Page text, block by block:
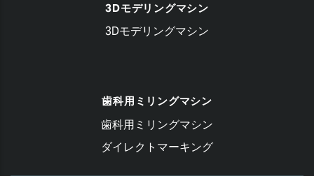
3Dモデリングマシン
3Dモデリングマシン
歯科用ミリングマシン
歯科用ミリングマシン
ダイレクトマーキング